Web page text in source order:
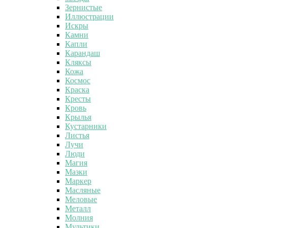
Зернистые
Иллюстрации
Искры
Камни
Капли
Карандаш
Кляксы
Кожа
Космос
Краска
Кресты
Кровь
Крылья
Кустарники
Листья
Лучи
Люди
Магия
Мазки
Маркер
Масляные
Меловые
Металл
Молния